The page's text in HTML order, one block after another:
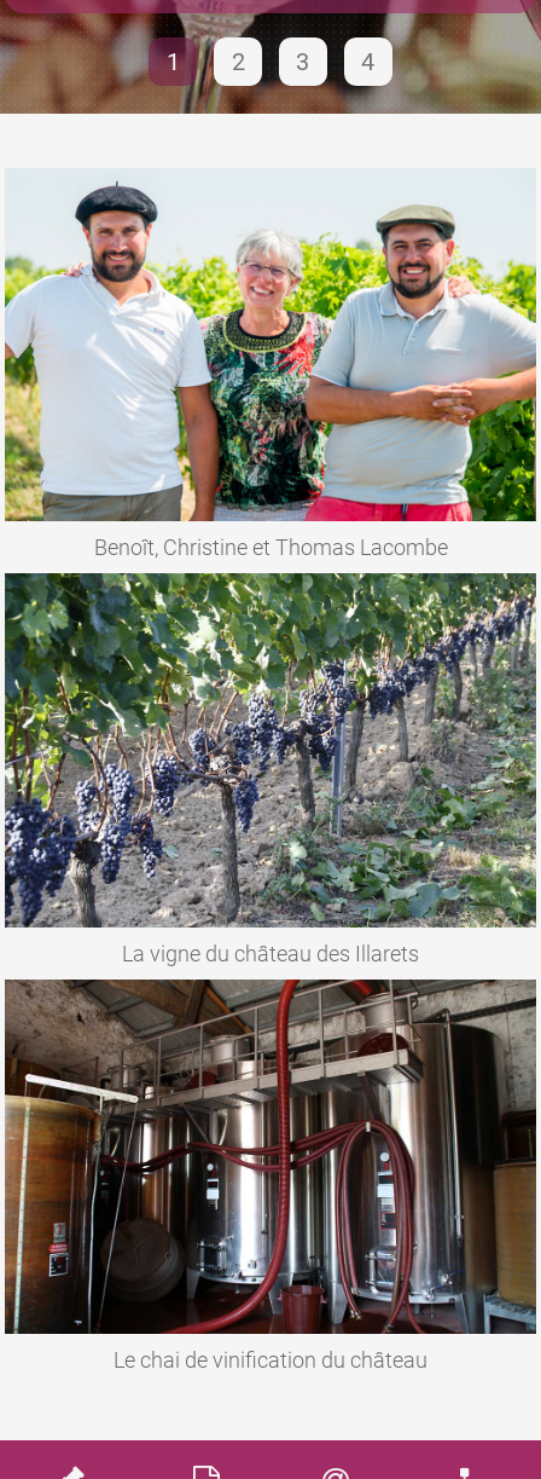
1 2 3 4
Benoît, Christine et Thomas Lacombe
La vigne du château des Illarets
Le chai de vinification du château